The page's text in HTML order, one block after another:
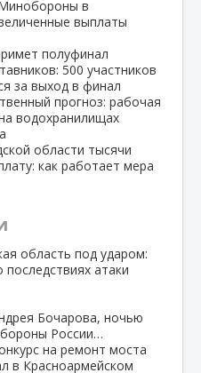
в
выплаты
полуфинал
500 участников
за выход в финал
прогноз: рабочая
водохранилищах
области тысячи
как работает мера
область под ударом:
атаки
Бочарова, ночью
России…
на ремонт моста
в Красноармейском